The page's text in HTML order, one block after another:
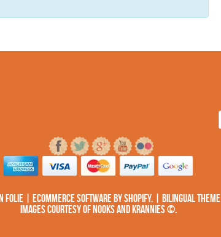
folie | Ecommerce Software bySHOPIFY. | Bilingual Theme
Images courtesy of NOOKS AND KRANNIES ©.